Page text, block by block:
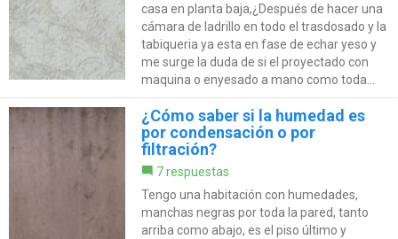
casa en planta baja,¿Después de hacer una
cámara de ladrillo en todo el trasdosado y la
tabiqueria ya esta en fase de echar yeso y
me surge la duda de si el proyectado con
maquina o enyesado a mano como toda...
¿Cómo saber si la humedad es
por condensación o por
filtración?
7 respuestas
Tengo una habitación con humedades,
manchas negras por toda la pared, tanto
arriba como abajo, es el piso último y